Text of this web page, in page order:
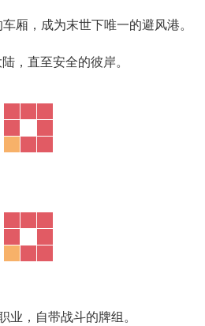
厢，成为末世下唯一的避风港。
，直至安全的彼岸。
业，自带战斗的牌组。